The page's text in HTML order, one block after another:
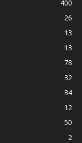
400
26
13
13
78
32
34
12
50
2